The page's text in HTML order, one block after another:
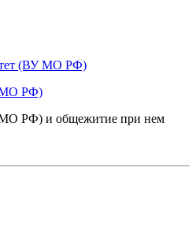
МО РФ)
РФ) и общежитие при нем